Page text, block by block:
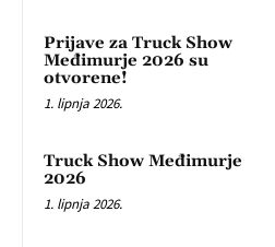
Prijave za Truck Show
Međimurje 2026 su
otvorene!
1. lipnja 2026.
Truck Show Međimurje
2026
1. lipnja 2026.